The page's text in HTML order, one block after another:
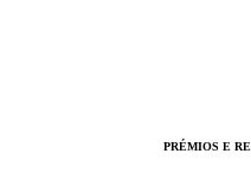
PRÉMIOS E